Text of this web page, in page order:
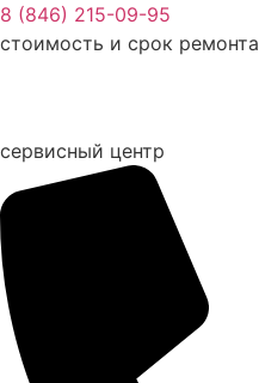
Перейти
к
8 (846) 215-09-95
стоимость и срок ремонта
сервисный центр